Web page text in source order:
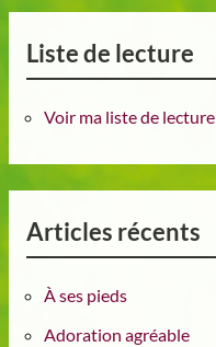
Liste de lecture
Voir ma liste de lecture
Articles récents
À ses pieds
Adoration agréable